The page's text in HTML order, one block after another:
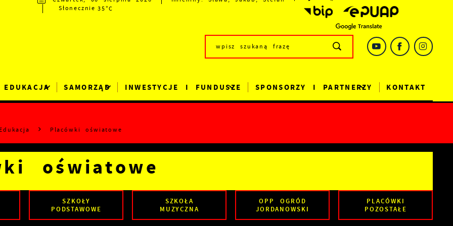
Słonecznie 35°C
EDUKACJA SAMORZĄD INWESTYCJE I FUNDUSZE SPONSORZY I PARTNERZY KONTAKT
Edukacja Placówki oświatowe
oświatowe
SZKOŁY
PODSTAWOWE
SZKOŁA
MUZYCZNA
OPP OGRÓD
JORDANOWSKI
PLACÓWKI
POZOSTAŁE